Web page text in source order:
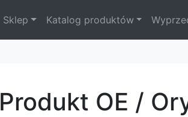
Sklep Katalog produktów
Produkt OE /